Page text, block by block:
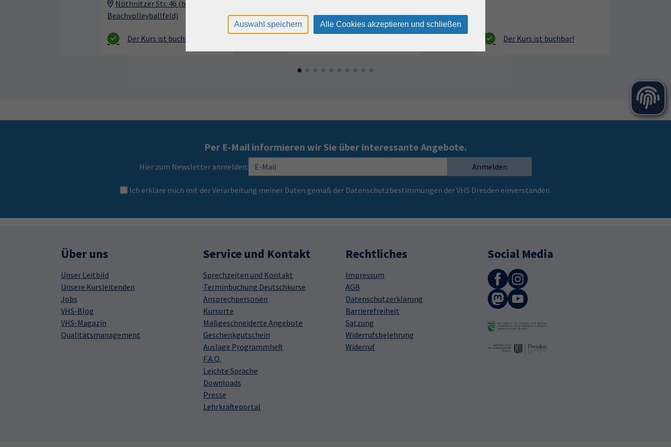
Nöthnitzer Str. 46 (beim
Beachvolleyballfeld)
Per E-Mail informieren wir Sie über interessante Angebote.
Hier zum Newsletter anmelden: Anmelden
Ich erkläre mich mit der Verarbeitung meiner Daten gemäß der Datenschutzbestimmungen der VHS Dresden einverstanden.
Über uns
Unser Leitbild
Unsere Kursleitenden
Jobs
VHS-Blog
VHS-Magazin
Qualitätsmanagement
Service und Kontakt
Sprechzeiten und Kontakt
Terminbuchung Deutschkurse
Ansprechpersonen
Kursorte
Maßgeschneiderte Angebote
Geschenkgutschein
Auslage Programmheft
F.A.Q.
Leichte Sprache
Downloads
Presse
Lehrkräfteportal
Rechtliches
Impressum
AGB
Datenschutzerklärung
Barrierefreiheit
Satzung
Widerrufsbelehrung
Widerruf
Social Media
Auswahl speichern Alle Cookies akzeptieren und schließen